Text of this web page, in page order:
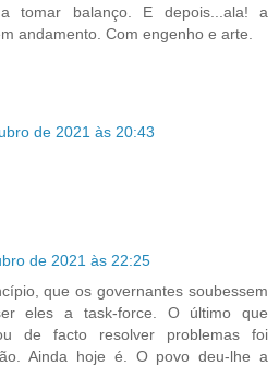
tomar balanço. E depois...ala! a
andamento. Com engenho e arte.
de 2021 às 20:43
de 2021 às 22:25
que os governantes soubessem
eles a task-force. O último que
de facto resolver problemas foi
Ainda hoje é. O povo deu-lhe a